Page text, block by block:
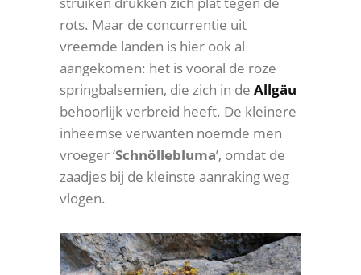
rots. Maar de concurrentie uit
vreemde landen is hier ook al
aangekomen: het is vooral de roze
springbalsemien, die zich in de Allgäu
behoorlijk verbreid heeft. De kleinere
inheemse verwanten noemde men
vroeger ‘Schnöllebluma’, omdat de
zaadjes bij de kleinste aanraking weg
vlogen.